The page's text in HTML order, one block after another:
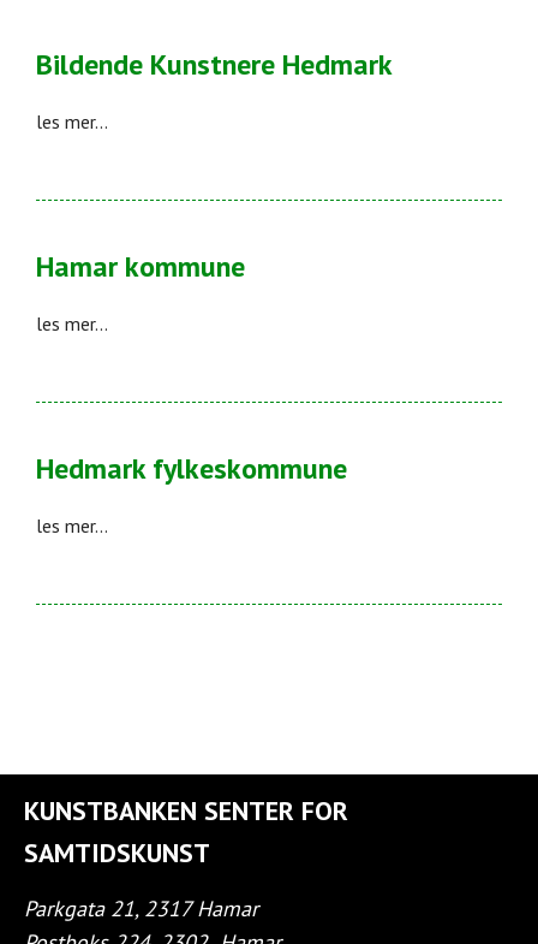
Bildende Kunstnere Hedmark
les mer...
Hamar kommune
les mer...
Hedmark fylkeskommune
les mer...
KUNSTBANKEN SENTER FOR
SAMTIDSKUNST
Parkgata 21, 2317 Hamar